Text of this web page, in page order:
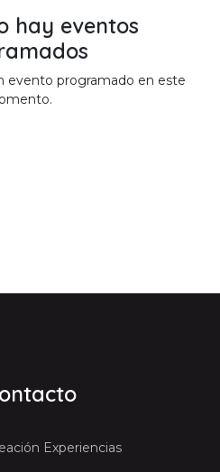
hay eventos
evento programado en este
Experiencias